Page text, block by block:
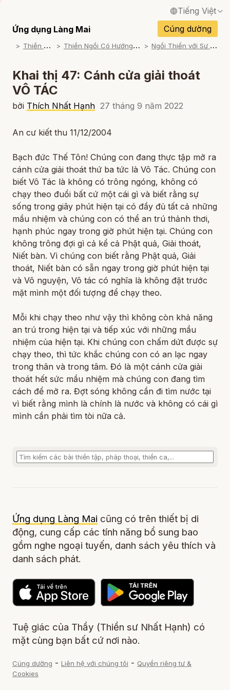
Tiếng Việt
English / Tiếng Anh
Français / Tiếng Pháp
Español / Tiếng Tây Ban Nha
Italiano / Tiếng Ý
Português / Tiếng Bồ Đào Nha
Ứng dụng Làng Mai
Cúng dường
T
hiền Tập T
hiền Ngồi Có Hướng Dẫn N
gồi Thiền với Sư Ông
Khai thị 47: Cánh cửa giải thoát
VÔ TÁC
bởi Thích Nhất Hạnh 27 tháng 9 năm 2022
An cư kiết thu 11/12/2004
Bạch đức Thế Tôn! Chúng con đang thực tập mở ra
cánh cửa giải thoát thứ ba tức là Vô Tác. Chúng con
biết Vô Tác là không có trông ngóng, không có
chạy theo đuổi bất cứ một cái gì và biết rằng sự
sống trong giây phút hiện tại có đầy đủ tất cả những
mầu nhiệm và chúng con có thể an trú thảnh thơi,
hạnh phúc ngay trong giờ phút hiện tại. Chúng con
không trông đợi gì cả kể cả Phật quả, Giải thoát,
Niết bàn. Vì chúng con biết rằng Phật quả, Giải
thoát, Niết bàn có sẵn ngay trong giờ phút hiện tại
và Vô nguyện, Vô tác có nghĩa là không đặt trước
mặt mình một đối tượng để chạy theo.
Mỗi khi chạy theo như vậy thì không còn khả năng
an trú trong hiện tại và tiếp xúc với những mầu
nhiệm của hiện tại. Khi chúng con chấm dứt được sự
chạy theo, thì tức khắc chúng con có an lạc ngay
trong thân và trong tâm. Đó là một cánh cửa giải
thoát hết sức mầu nhiệm mà chúng con đang tìm
cách để mở ra. Đợt sóng không cần đi tìm nước tại
vì biết rằng mình là chính là nước và không có cái gì
mình cần phải tìm tòi nữa cả.
Ứng dụng Làng Mai cũng có trên thiết bị di
động, cung cấp các tính năng bổ sung bao
gồm nghe ngoại tuyến, danh sách yêu thích và
danh sách phát.
Tuệ giác của Thầy (Thiền sư Nhất Hạnh) có
mặt cùng bạn bất cứ nơi nào.
Cúng dường - Liên hệ với chúng tôi - Quyền riêng tư &
Cookies